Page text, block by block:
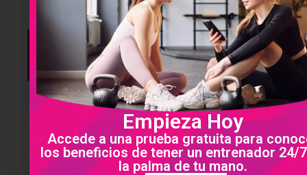
PROGRAMA
PERSONALIZADO
Perfil clínico, análisis postural y
diagnóstico nutricional
Empieza Hoy
Accede a una prueba gratuita para
los beneficios de tener un entrenador 24/
la palma de tu mano.